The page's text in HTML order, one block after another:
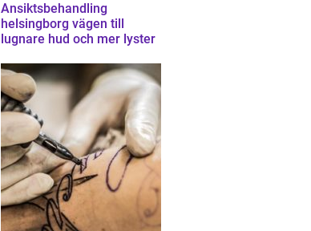
Ansiktsbehandling
helsingborg vägen till
lugnare hud och mer lyster